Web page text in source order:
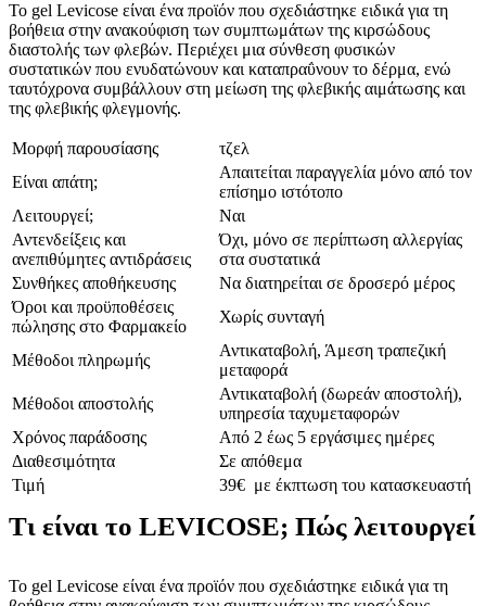
Το gel Levicose είναι ένα προϊόν που σχεδιάστηκε ειδικά για τη
βοήθεια στην ανακούφιση των συμπτωμάτων της κιρσώδους
διαστολής των φλεβών. Περιέχει μια σύνθεση φυσικών
συστατικών που ενυδατώνουν και καταπραΰνουν το δέρμα, ενώ
ταυτόχρονα συμβάλλουν στη μείωση της φλεβικής αιμάτωσης και
της φλεβικής φλεγμονής.
Μορφή παρουσίασης
τζελ
Είναι απάτη;
Απαιτείται παραγγελία μόνο από τον
επίσημο ιστότοπο
Λειτουργεί;
Ναι
Αντενδείξεις και
ανεπιθύμητες αντιδράσεις
Όχι, μόνο σε περίπτωση αλλεργίας
στα συστατικά
Συνθήκες αποθήκευσης
Να διατηρείται σε δροσερό μέρος
Όροι και προϋποθέσεις
πώλησης στο Φαρμακείο
Χωρίς συνταγή
Μέθοδοι πληρωμής
Αντικαταβολή, Άμεση τραπεζική
μεταφορά
Μέθοδοι αποστολής
Αντικαταβολή (δωρεάν αποστολή),
υπηρεσία ταχυμεταφορών
Χρόνος παράδοσης
Από 2 έως 5 εργάσιμες ημέρες
Διαθεσιμότητα
Σε απόθεμα
Τιμή
39€ με έκπτωση του κατασκευαστή
Τι είναι το LEVICOSE; Πώς λειτουργεί
Το gel Levicose είναι ένα προϊόν που σχεδιάστηκε ειδικά για τη